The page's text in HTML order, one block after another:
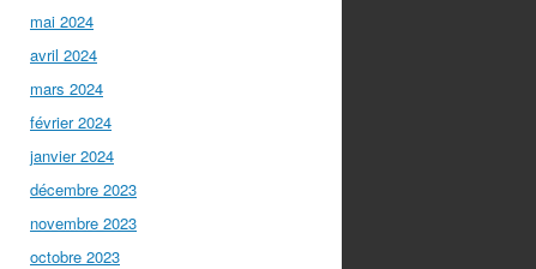
mai 2024
avril 2024
mars 2024
février 2024
janvier 2024
décembre 2023
novembre 2023
octobre 2023